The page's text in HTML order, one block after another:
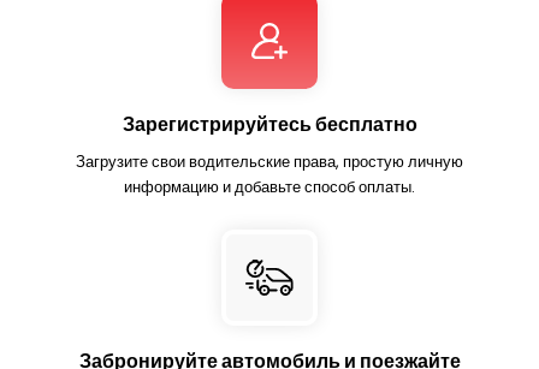
Зарегистрируйтесь бесплатно
Загрузите свои водительские права, простую личную
информацию и добавьте способ оплаты.
Забронируйте автомобиль и поезжайте